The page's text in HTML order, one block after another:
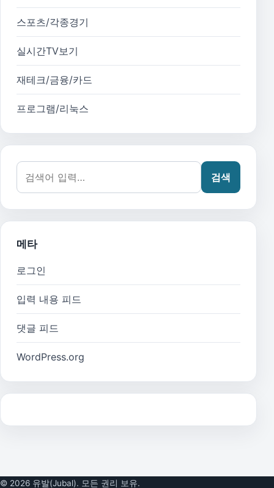
스포츠/각종경기
실시간TV보기
재테크/금융/카드
프로그램/리눅스
검색어:
검색
메타
로그인
입력 내용 피드
댓글 피드
WordPress.org
© 2026 유발(Jubal). 모든 권리 보유.